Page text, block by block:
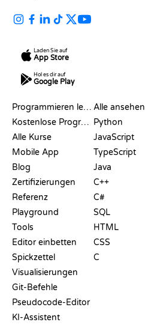
Laden Sie auf
App Store
Hol es dir auf
Google Play
Programmieren lernen
Kostenlose Programmier-Websites
Alle Kurse
Mobile App
Blog
Zertifizierungen
Referenz
Playground
Tools
Editor einbetten
Spickzettel
Visualisierungen
Git-Befehle
Pseudocode-Editor
KI-Assistent
Alle ansehen
Python
JavaScript
TypeScript
Java
C++
C#
SQL
HTML
CSS
C